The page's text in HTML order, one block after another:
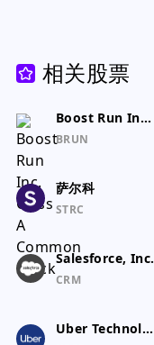
相关股票
Boost Run Inc. Class A Common Stock
BRUN
萨尔科
STRC
Salesforce, Inc.
CRM
Uber Technologies, Inc.